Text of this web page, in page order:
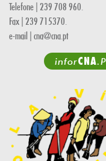
Telefone | 239 708 960.
Fax | 239 715370.
e-mail | cna@cna.pt
inforCNA